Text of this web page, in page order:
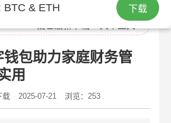
BTC & ETH 下载
包助力家庭财务管
用
载 2025-07-21 浏览：253